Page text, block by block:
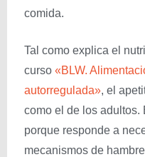
comida.
Tal como explica el
curso «BLW.
autorregulada», el
como el de los adultos.
porque responde a
mecanismos de